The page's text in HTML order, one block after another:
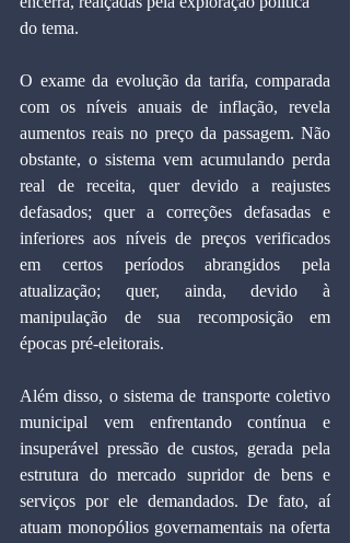
do tema.
O exame da evolução da tarifa, comparada
com os níveis anuais de inflação, revela
aumentos reais no preço da passagem. Não
obstante, o sistema vem acumulando perda
real de receita, quer devido a reajustes
defasados; quer a correções defasadas e
inferiores aos níveis de preços verificados
em certos períodos abrangidos pela
atualização; quer, ainda, devido à
manipulação de sua recomposição em
épocas pré-eleitorais.
Além disso, o sistema de transporte coletivo
municipal vem enfrentando contínua e
insuperável pressão de custos, gerada pela
estrutura do mercado supridor de bens e
serviços por ele demandados. De fato, aí
atuam monopólios governamentais na oferta